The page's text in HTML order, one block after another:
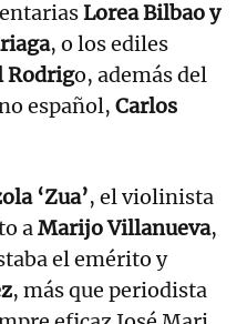
Lorea Bilbao y
, o los ediles
Rodrigo, además del
español, Carlos
‘Zua’, el violinista
aMarijo Villanueva,
el emérito y
, más que periodista